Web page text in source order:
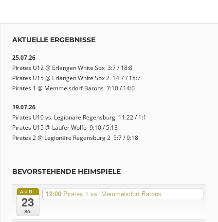
AKTUELLE ERGEBNISSE
25.07.26
Pirates U12 @ Erlangen White Sox 3:7 / 18:8
Pirates U15 @ Erlangen White Sox 2 14:7 / 18:7
Pirates 1 @ Memmelsdorf Barons 7:10 / 14:0
19.07.26
Pirates U10 vs. Legionäre Regensburg 11:22 / 1:1
Pirates U15 @ Laufer Wölfe 9:10 / 5:13
Pirates 2 @ Legionäre Regensburg 2 5:7 / 9:18
BEVORSTEHENDE HEIMSPIELE
AUG.
23
So.
12:00 Pirates 1 vs. Memmelsdorf Barons